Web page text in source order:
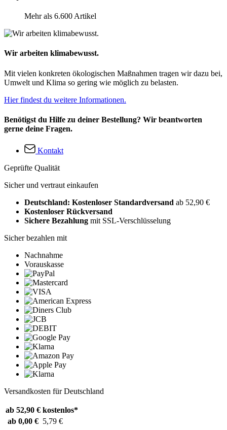
Mehr als 6.600 Artikel
Wir arbeiten klimabewusst.
Mit vielen konkreten ökologischen Maßnahmen tragen wir dazu bei,
Umwelt und Klima so gering wie möglich zu belasten.
Hier findest du weitere Informationen.
Benötigst du Hilfe zu deiner Bestellung? Wir beantworten
gerne deine Fragen.
Kontakt
Geprüfte Qualität
Sicher und vertraut einkaufen
Deutschland: Kostenloser Standardversand ab 52,90 €
Kostenloser Rückversand
Sichere Bezahlung mit SSL-Verschlüsselung
Sicher bezahlen mit
Nachnahme
Vorauskasse
Versandkosten für Deutschland
ab 52,90 € kostenlos*
ab 0,00 € 5,79 €